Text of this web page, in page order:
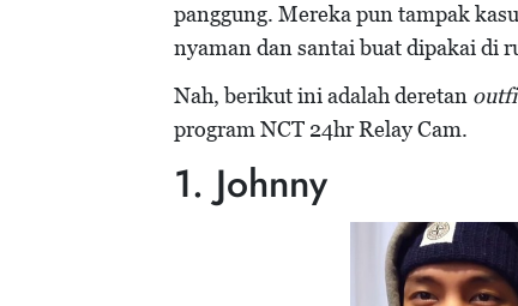
panggung. Mereka pun tampak
nyaman dan santai buat dipakai di
Nah, berikut ini adalah deretan
program NCT 24hr Relay Cam.
1. Johnny